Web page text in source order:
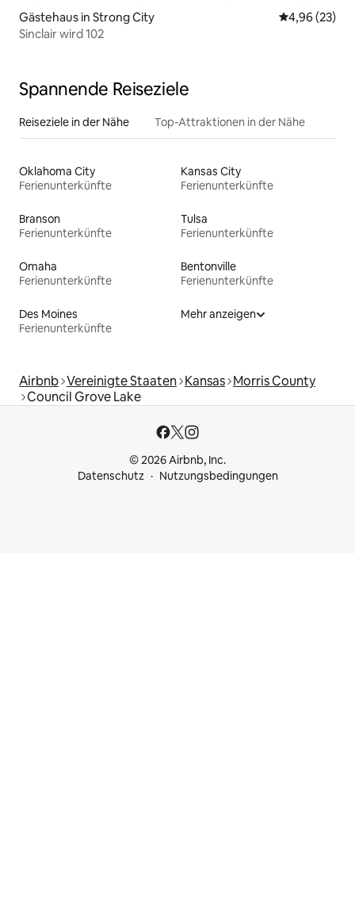
Gästehaus in Strong City
4,96 (23)
Sinclair wird 102
Spannende Reiseziele
Reiseziele in der Nähe Top-Attraktionen in der Nähe
Oklahoma City
Ferienunterkünfte
Kansas City
Ferienunterkünfte
Branson
Ferienunterkünfte
Tulsa
Ferienunterkünfte
Omaha
Ferienunterkünfte
Bentonville
Ferienunterkünfte
Des Moines
Ferienunterkünfte
Mehr anzeigen
Airbnb Vereinigte Staaten Kansas Morris County
Council Grove Lake
© 2026 Airbnb, Inc.
Datenschutz
Nutzungsbedingungen